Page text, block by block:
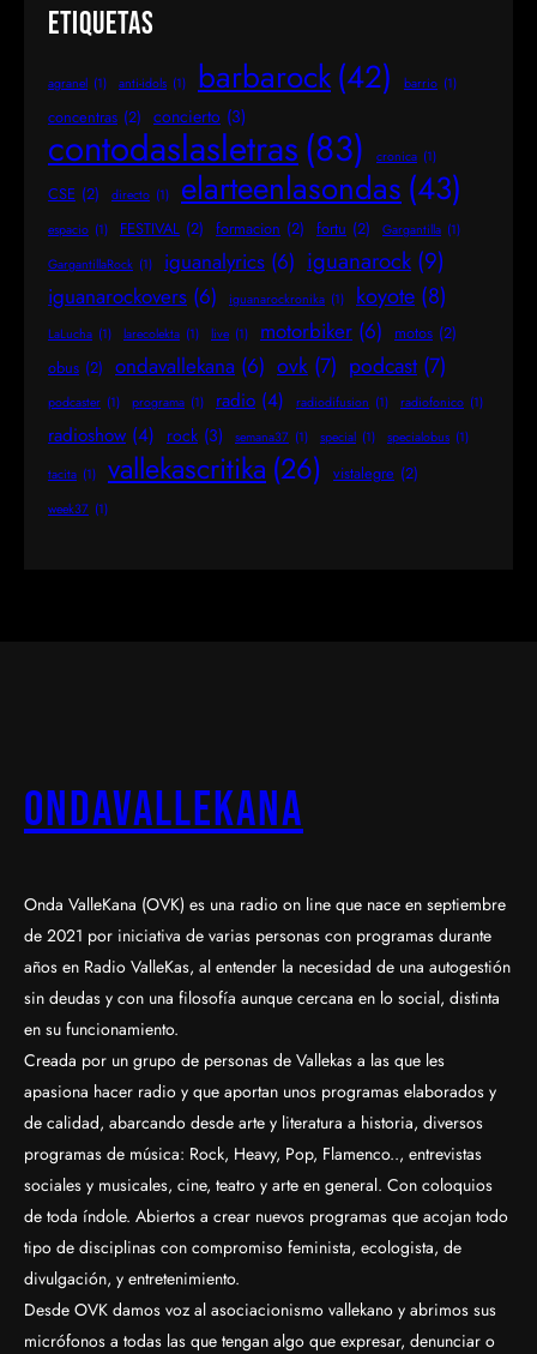
Etiquetas
agranel (1) anti-idols (1) barbarock(42) barrio (1)
concentras (2) concierto (3)
contodaslasletras(83) cronica (1)
CSE (2) directo (1) elarteenlasondas (43)
espacio (1) FESTIVAL (2) formacion (2) fortu (2) Gargantilla (1)
GargantillaRock (1) iguanalyrics (6) iguanarock (9)
iguanarockovers (6) iguanarockronika (1) koyote (8)
LaLucha (1) larecolekta (1) live (1) motorbiker (6) motos (2)
obus (2) ondavallekana (6) ovk (7) podcast (7)
podcaster (1) programa (1) radio (4) radiodifusion (1) radiofonico (1)
radioshow (4) rock (3) semana37 (1) special (1) specialobus (1)
tacita (1) vallekascritika (26) vistalegre (2)
week37 (1)
OndaValleKana
Onda ValleKana (OVK) es una radio on line que nace en septiembre
de 2021 por iniciativa de varias personas con programas durante
años en Radio ValleKas, al entender la necesidad de una autogestión
sin deudas y con una filosofía aunque cercana en lo social, distinta
en su funcionamiento.
Creada por un grupo de personas de Vallekas a las que les
apasiona hacer radio y que aportan unos programas elaborados y
de calidad, abarcando desde arte y literatura a historia, diversos
programas de música: Rock, Heavy, Pop, Flamenco.., entrevistas
sociales y musicales, cine, teatro y arte en general. Con coloquios
de toda índole. Abiertos a crear nuevos programas que acojan todo
tipo de disciplinas con compromiso feminista, ecologista, de
divulgación, y entretenimiento.
Desde OVK damos voz al asociacionismo vallekano y abrimos sus
micrófonos a todas las que tengan algo que expresar, denunciar o